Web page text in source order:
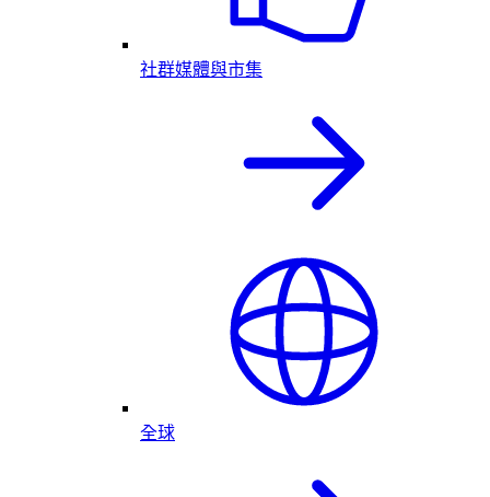
社群媒體與市集
全球